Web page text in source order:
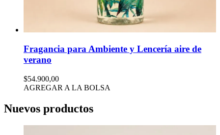
Fragancia para Ambiente y Lencería aire de
verano
$54.900,00
AGREGAR A LA BOLSA
Nuevos productos